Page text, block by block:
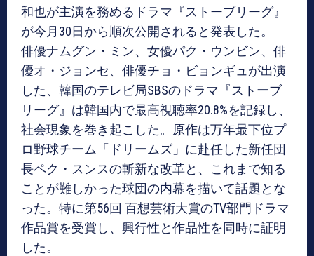
和也が主演を務めるドラマ『ストーブリーグ』
が今月30日から順次公開されると発表した。
俳優ナムグン・ミン、女優パク・ウンビン、俳
優オ・ジョンセ、俳優チョ・ビョンギュが出演
した、韓国のテレビ局SBSのドラマ『ストーブ
リーグ』は韓国内で最高視聴率20.8%を記録し、
社会現象を巻き起こした。原作は万年最下位プ
ロ野球チーム「ドリームズ」に赴任した新任団
長ペク・スンスの斬新な改革と、これまで知る
ことが難しかった球団の内幕を描いて話題とな
った。特に第56回 百想芸術大賞のTV部門ドラマ
作品賞を受賞し、興行性と作品性を同時に証明
した。